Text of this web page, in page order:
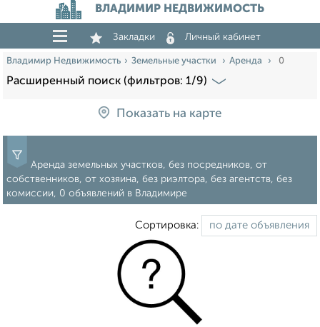
ВЛАДИМИР НЕДВИЖИМОСТЬ
Закладки Личный кабинет
Владимир Недвижимость Земельные участки Аренда 0
Расширенный поиск (фильтров: 1/9)
Показать на карте
Аренда земельных участков, без посредников, от
собственников, от хозяина, без риэлтора, без агентств, без
комиссии, 0 объявлений в Владимире
Сортировка: